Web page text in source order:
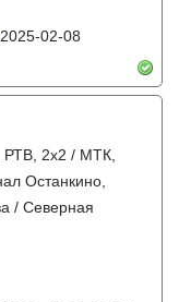
02-08
РТВ, 2х2 / МТК,
Останкино,
/ Северная